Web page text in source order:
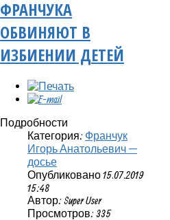
ФРАНЧУКА
ОБВИНЯЮТ В
ИЗБИЕНИИ ДЕТЕЙ
Подробности
Категория: Франчук
Игорь Анатольевич —
досье
Опубликовано 15.07.2019
15:48
Автор: Super User
Просмотров: 335